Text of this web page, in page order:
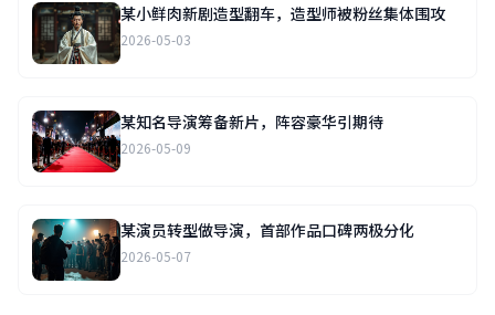
某小鲜肉新剧造型翻车，造型师被粉丝集体围攻
2026-05-03
某知名导演筹备新片，阵容豪华引期待
2026-05-09
某演员转型做导演，首部作品口碑两极分化
2026-05-07